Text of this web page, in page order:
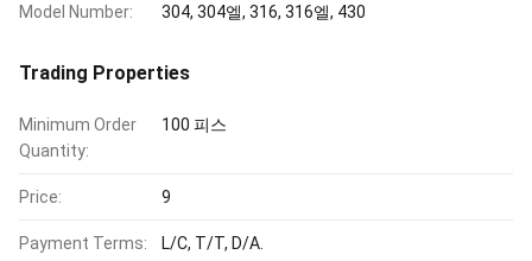
Model Number: 304, 304엘, 316, 316엘, 430
Trading Properties
Minimum Order
Quantity:
100 피스
Price: 9
Payment Terms: L/C, T/T, D/A.